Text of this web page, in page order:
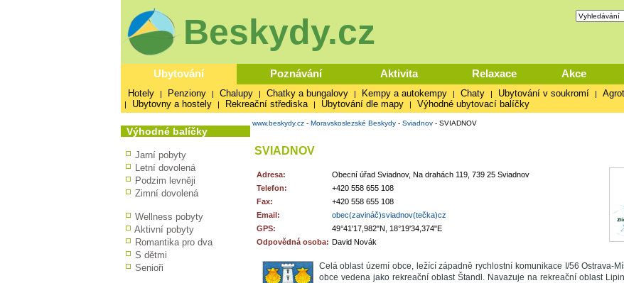
Beskydy.cz
Ubytování Poznávání Aktivita Relaxace Akce
Hotely | Penziony | Chalupy | Chatky a bungalovy | Kempy a autokempy | Chaty | Ubytování v soukromí |
| Ubytovny a hostely | Rekreační střediska | Ubytování dle mapy | Výhodné ubytovací balíčky
Výhodné balíčky
Jarní pobyty
Letní dovolená
Podzim levněji
Zimní dovolená
Wellness pobyty
Aktivní pobyty
Romantika pro dva
S dětmi
Senioři
www.beskydy.cz- Moravskoslezské Beskydy- Sviadnov- SVIADNOV
SVIADNOV
Adresa:
Obecní úřad Sviadnov, Na drahách 119, 739 25 Sviadnov
Telefon:
+420 558 655 108
Fax:
+420 558 655 108
Email:
obec(zavináč)sviadnov(tečka)cz
GPS:
49°41'17,982"N, 18°19'34,374"E
Odpovědná osoba: David Novák
Celá oblast území obce, ležící západně rychlostní komunikace I/56 Ostrava-
obce vedena jako rekreační oblast Štandl. Navazuje na rekreační oblast